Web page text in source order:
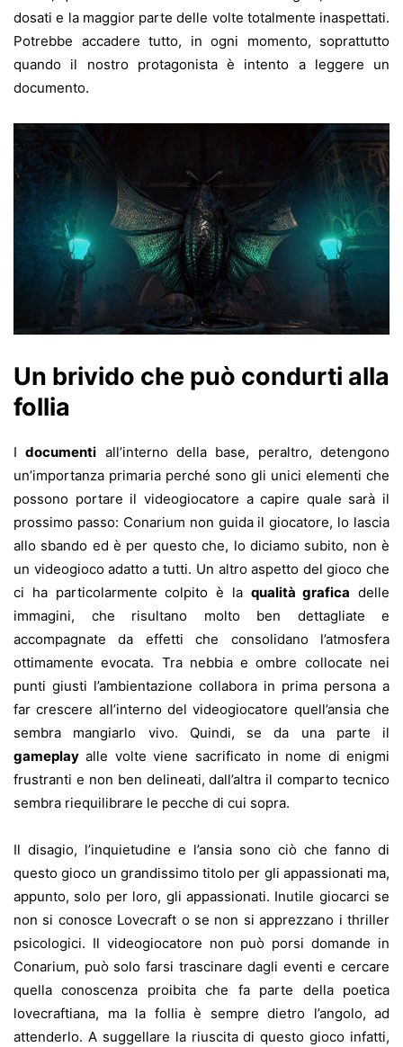
dosati e la maggior parte delle volte totalmente inaspettati.
Potrebbe accadere tutto, in ogni momento, soprattutto
quando il nostro protagonista è intento a leggere un
documento.
Un brivido che può condurti alla
follia
Idocumenti all’interno della base, peraltro, detengono
un’importanza primaria perché sono gli unici elementi che
possono portare il videogiocatore a capire quale sarà il
prossimo passo: Conarium non guida il giocatore, lo lascia
allo sbando ed è per questo che, lo diciamo subito, non è
un videogioco adatto a tutti. Un altro aspetto del gioco che
ci ha particolarmente colpito è la qualità grafica delle
immagini, che risultano molto ben dettagliate e
accompagnate da effetti che consolidano l’atmosfera
ottimamente evocata. Tra nebbia e ombre collocate nei
punti giusti l’ambientazione collabora in prima persona a
far crescere all’interno del videogiocatore quell’ansia che
sembra mangiarlo vivo. Quindi, se da una parte il
gameplay alle volte viene sacrificato in nome di enigmi
frustranti e non ben delineati, dall’altra il comparto tecnico
sembra riequilibrare le pecche di cui sopra.
Il disagio, l’inquietudine e l’ansia sono ciò che fanno di
questo gioco un grandissimo titolo per gli appassionati ma,
appunto, solo per loro, gli appassionati. Inutile giocarci se
non si conosce Lovecraft o se non si apprezzano i thriller
psicologici. Il videogiocatore non può porsi domande in
Conarium, può solo farsi trascinare dagli eventi e cercare
quella conoscenza proibita che fa parte della poetica
lovecraftiana, ma la follia è sempre dietro l’angolo, ad
attenderlo. A suggellare la riuscita di questo gioco infatti,